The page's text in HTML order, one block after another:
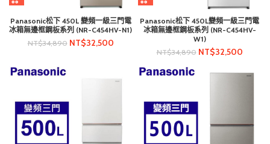
Panasonic松下 450L 變頻一級三門電
冰箱無邊框鋼板系列 (NR-C454HV-N1)
NT$34,890 NT$32,500
Panasonic松下 450L變頻一級三門電
冰箱無邊框鋼板系列 (NR-C454HV-
W1)
NT$34,890 NT$32,500